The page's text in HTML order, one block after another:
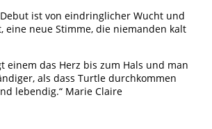
Debut ist von eindringlicher Wucht und
eine neue Stimme, die niemanden kalt
einem das Herz bis zum Hals und man
als dass Turtle durchkommen
lebendig.“ Marie Claire